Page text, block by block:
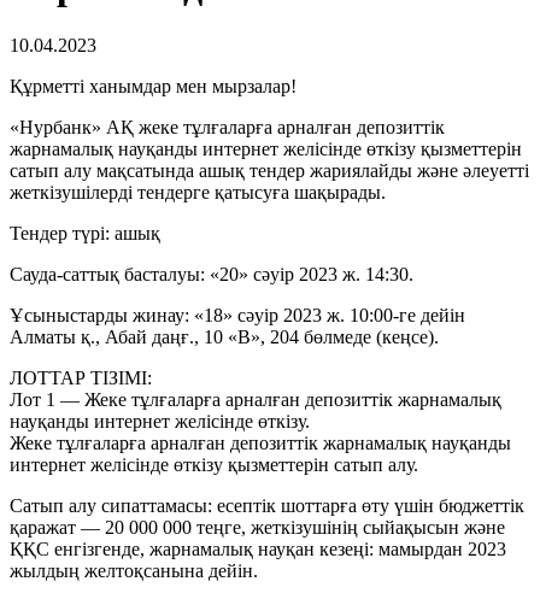
10.04.2023
Құрметті ханымдар мен мырзалар!
«Нурбанк» АҚ жеке тұлғаларға арналған депозиттік
жарнамалық науқанды интернет желісінде өткізу қызметтерін
сатып алу мақсатында ашық тендер жариялайды және әлеуетті
жеткізушілерді тендерге қатысуға шақырады.
Тендер түрі: ашық
Сауда-саттық басталуы: «20» сәуір 2023 ж. 14:30.
Ұсыныстарды жинау: «18» сәуір 2023 ж. 10:00-ге дейін
Алматы қ., Абай даңғ., 10 «В», 204 бөлмеде (кеңсе).
ЛОТТАР ТІЗІМІ:
Лот 1 — Жеке тұлғаларға арналған депозиттік жарнамалық
науқанды интернет желісінде өткізу.
Жеке тұлғаларға арналған депозиттік жарнамалық науқанды
интернет желісінде өткізу қызметтерін сатып алу.
Сатып алу сипаттамасы: есептік шоттарға өту үшін бюджеттік
қаражат — 20 000 000 теңге, жеткізушінің сыйақысын және
ҚҚС енгізгенде, жарнамалық науқан кезеңі: мамырдан 2023
жылдың желтоқсанына дейін.